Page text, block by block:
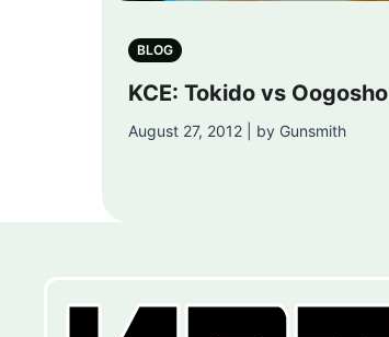
BLOG
KCE: Tokido vs Oogosho
August 27, 2012 | by Gunsmith